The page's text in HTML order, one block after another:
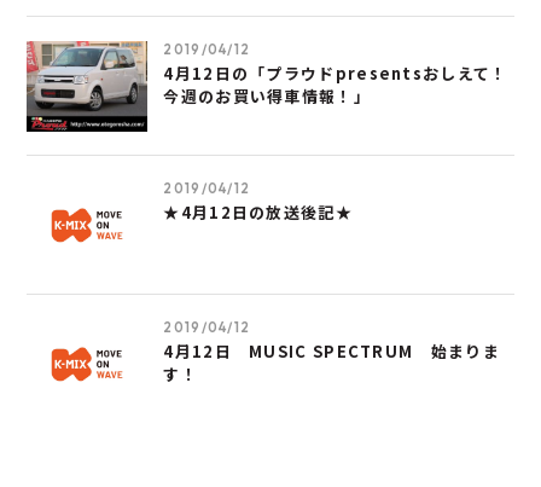
2019/04/12
4月12日の「プラウドpresentsおしえて！
今週のお買い得車情報！」
2019/04/12
★4月12日の放送後記★
2019/04/12
4月12日 MUSIC SPECTRUM 始まりま
す！